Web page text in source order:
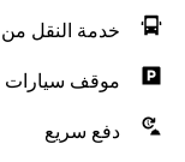
خدمة النقل من
موقف سيارات
دفع سريع